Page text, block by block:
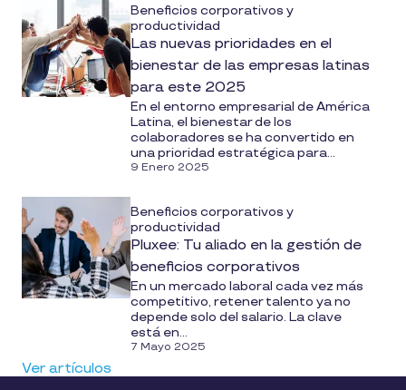
Beneficios corporativos y
productividad
Las nuevas prioridades en el
bienestar de las empresas latinas
para este 2025
En el entorno empresarial de América
Latina, el bienestar de los
colaboradores se ha convertido en
una prioridad estratégica para...
9 Enero 2025
Beneficios corporativos y
productividad
Pluxee: Tu aliado en la gestión de
beneficios corporativos
En un mercado laboral cada vez más
competitivo, retener talento ya no
depende solo del salario. La clave
está en...
7 Mayo 2025
Ver artículos